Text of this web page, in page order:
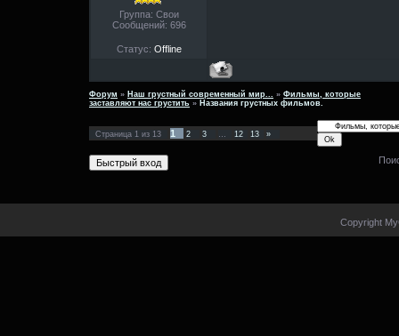
Группа: Свои
Сообщений: 696
Статус: Offline
Форум » Наш грустный современный мир... » Фильмы, которые
заставляют нас грустить » Названия грустных фильмов.
Страница 1 из 13 1 2 3 12 13 »
Copyright